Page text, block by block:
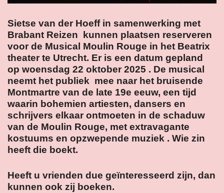
Sietse van der Hoeff in samenwerking met
Brabant Reizen kunnen plaatsen reserveren
voor de Musical Moulin Rouge in het Beatrix
theater te Utrecht. Er is een datum gepland
op woensdag 22 oktober 2025 . De musical
neemt het publiek mee naar het bruisende
Montmartre van de late 19e eeuw, een tijd
waarin bohemien artiesten, dansers en
schrijvers elkaar ontmoeten in de schaduw
van de Moulin Rouge, met extravagante
kostuums en opzwepende muziek . Wie zin
heeft die boekt.
Heeft u vrienden due geïnteresseerd zijn, dan
kunnen ook zij boeken.